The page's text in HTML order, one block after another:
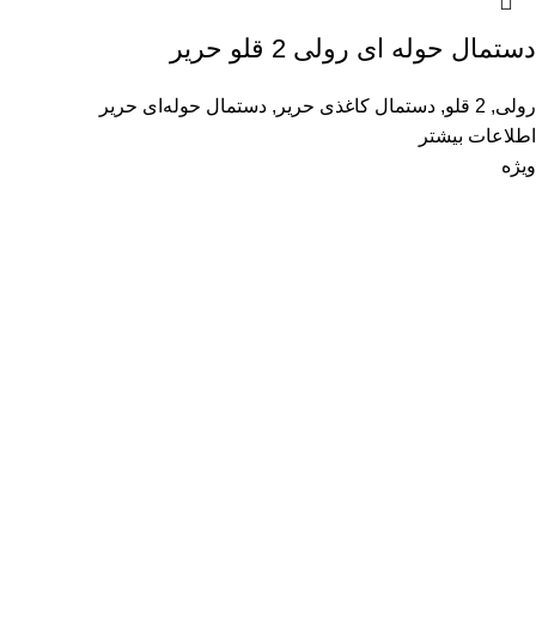
دستمال حوله ای رولی 2 قلو حریر
رولی, 2 قلو , دستمال کاغذی حریر , دستمال حوله‌ای حریر
اطلاعات بیشتر
ویژه